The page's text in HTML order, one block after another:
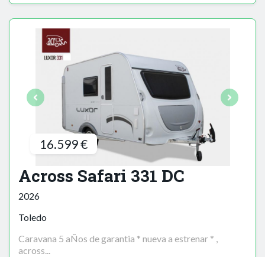
16.599 €
Across Safari 331 DC
2026
Toledo
Caravana 5 aÑos de garantia * nueva a estrenar * ,
across...